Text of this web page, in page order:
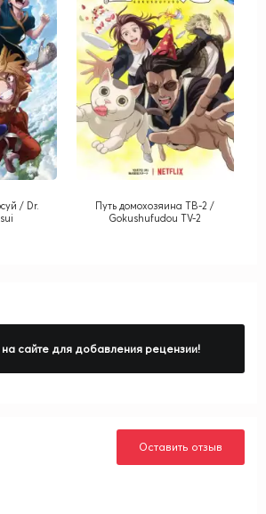
/ Dr.
Путь домохозяина ТВ-2 /
Gokushufudou TV-2
на сайте для добавления рецензии!
Оставить отзыв